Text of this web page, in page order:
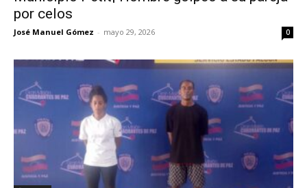
por celos
José Manuel Gómez - mayo 29, 2026 0